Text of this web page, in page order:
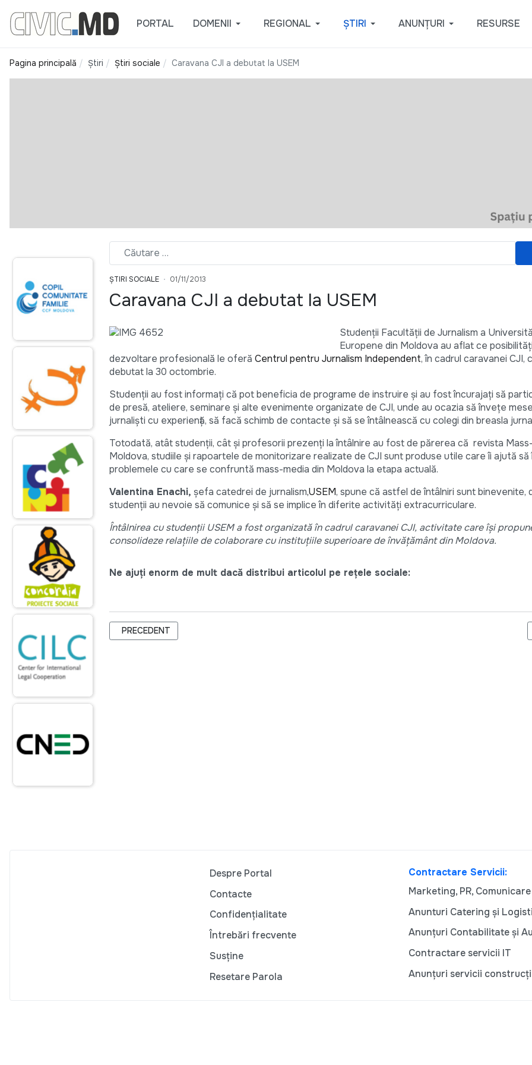
PORTAL DOMENII REGIONAL ȘTIRI ANUNȚURI RESURSE
Pagina principală Știri Știri sociale Caravana CJI a debutat la USEM
ȘTIRI SOCIALE 01/11/2013
Caravana CJI a debutat la USEM
Studenţii Facultăţii de Jurnalism a
Europene din Moldova au aflat ce
dezvoltare profesională le oferă Centrul pentru Jurnalism Independent, în cadrul caravanei CJI,
debutat la 30 octombrie.
Studenţii au fost informaţi că pot beneficia de programe de instruire şi au fost încurajaţi să
de presă, ateliere, seminare şi alte evenimente organizate de CJI, unde au ocazia să înveţe
jurnalişti cu experienţă, să facă schimb de contacte şi să se întâlnească cu colegi din breasla
Totodată, atât studenţii, cât şi profesorii prezenţi la întâlnire au fost de părerea că revista
Moldova, studiile şi rapoartele de monitorizare realizate de CJI sunt produse utile care îi ajută să
problemele cu care se confruntă mass-media din Moldova la etapa actuală.
Valentina Enachi, şefa catedrei de jurnalism,USEM, spune că astfel de întâlniri sunt binevenite,
studenţii au nevoie să comunice şi să se implice în diferite activităţi extracurriculare.
Întâlnirea cu studenţii USEM a fost organizată în cadrul caravanei CJI, activitate care îşi
consolideze relaţiile de colaborare cu instituţiile superioare de învăţământ din Moldova.
Ne ajuți enorm de mult dacă distribui articolul pe rețele sociale:
ARTICOL PRECEDENT: ADEPT A DAT STARTUL UNEI NOI EDIŢII A ŞCOLII TÎNĂRULUI LIDER POLITIC
PRECEDENT
Despre Portal
Contacte
Confidențialitate
Întrebări frecvente
Susține
Resetare Parola
Contractare Servicii:
Marketing, PR, Comunicare
Anunturi Catering și
Anunțuri Contabilitate și
Contractare servicii IT
Anunțuri servicii